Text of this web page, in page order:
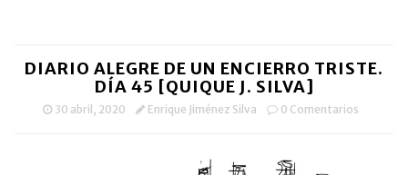
DIARIO ALEGRE DE UN ENCIERRO TRISTE.
DÍA 45 [QUIQUE J. SILVA]
30 abril, 2020 Enrique Jiménez Silva 0 Comentarios